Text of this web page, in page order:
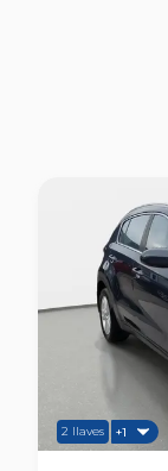
2 llaves +1